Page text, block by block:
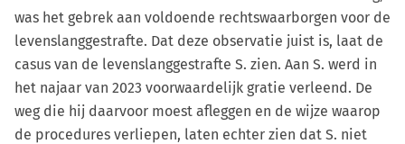
was het gebrek aan voldoende rechtswaarborgen voor de
levenslanggestrafte. Dat deze observatie juist is, laat de
casus van de levenslanggestrafte S. zien. Aan S. werd in
het najaar van 2023 voorwaardelijk gratie verleend. De
weg die hij daarvoor moest afleggen en de wijze waarop
de procedures verliepen, laten echter zien dat S. niet